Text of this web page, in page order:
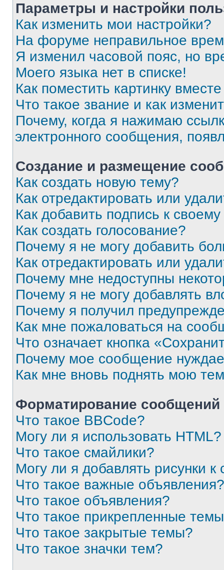
Параметры и настройки
Как изменить мои настройки?
На форуме неправильное
Я изменил часовой пояс, но
Моего языка нет в списке!
Как поместить картинку
Что такое звание и как
Почему, когда я нажимаю
электронного сообщения,
Создание и размещение
Как создать новую тему?
Как отредактировать или
Как добавить подпись к
Как создать голосование?
Почему я не могу добавить
Как отредактировать или
Почему мне недоступны
Почему я не могу добавлять
Почему я получил
Как мне пожаловаться на
Что означает кнопка
Почему мое сообщение
Как мне вновь поднять мою
Форматирование
Что такое BBCode?
Могу ли я использовать HTML?
Что такое смайлики?
Могу ли я добавлять рисунки
Что такое важные объявления?
Что такое объявления?
Что такое прикрепленные
Что такое закрытые темы?
Что такое значки тем?